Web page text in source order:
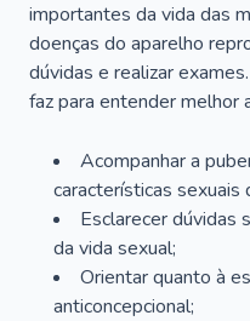
importantes da vida das
doenças do aparelho
dúvidas e realizar
faz para entender melhor
Acompanhar a
características sexuais
Esclarecer dúvidas
da vida sexual;
Orientar quanto à
anticoncepcional;